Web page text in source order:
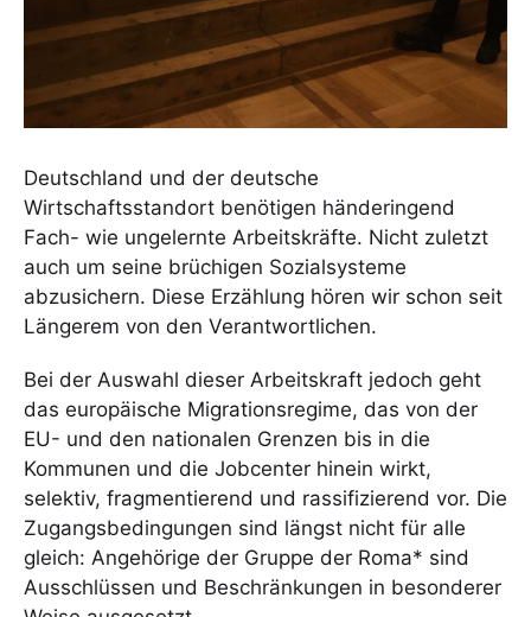
Deutschland und der deutsche
Wirtschaftsstandort benötigen händeringend
Fach- wie ungelernte Arbeitskräfte. Nicht zuletzt
auch um seine brüchigen Sozialsysteme
abzusichern. Diese Erzählung hören wir schon seit
Längerem von den Verantwortlichen.
Bei der Auswahl dieser Arbeitskraft jedoch geht
das europäische Migrationsregime, das von der
EU- und den nationalen Grenzen bis in die
Kommunen und die Jobcenter hinein wirkt,
selektiv, fragmentierend und rassifizierend vor. Die
Zugangsbedingungen sind längst nicht für alle
gleich: Angehörige der Gruppe der Roma* sind
Ausschlüssen und Beschränkungen in besonderer